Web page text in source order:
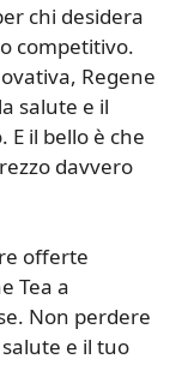
chi desidera
competitivo.
Regene
salute e il
il bello è che
davvero
offerte
Tea a
Non perdere
e il tuo